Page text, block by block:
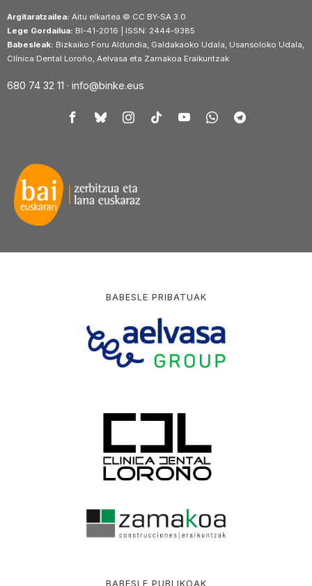
Argitaratzailea: Aitu elkartea © CC BY-SA 3.0
Lege Gordailua: BI-41-2016 | ISSN: 2444-9385
Babesleak: Bizkaiko Foru Aldundia, Galdakaoko Udala, Usansoloko Udala,
Clínica Dental Loroño, Aelvasa eta Zamakoa Eraikuntzak
680 74 32 11 · info@binke.eus
BABESLE PRIBATUAK
BABESLE PUBLIKOAK